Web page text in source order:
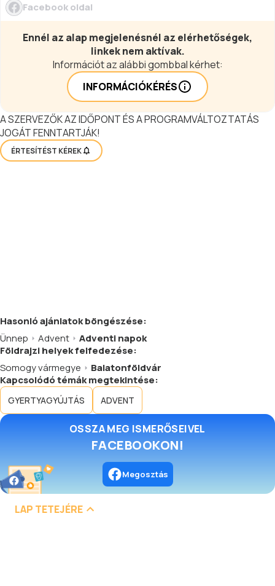
Facebook oldal
Ennél az alap megjelenésnél az elérhetőségek,
linkek nem aktívak.
Információt az alábbi gombbal kérhet:
INFORMÁCIÓKÉRÉS
A SZERVEZŐK AZ IDŐPONT ÉS A PROGRAMVÁLTOZTATÁS
JOGÁT FENNTARTJÁK!
ÉRTESÍTÉST KÉREK
Hasonlóajánlatokböngészése:
Ünnep
Advent
Adventi napok
Földrajzi helyek felfedezése:
Somogy vármegye
Balatonföldvár
Kapcsolódó témák megtekintése:
GYERTYAGYÚJTÁS ADVENT
OSSZA MEG ISMERŐSEIVEL
FACEBOOKON!
Megosztás
LAP TETEJÉRE